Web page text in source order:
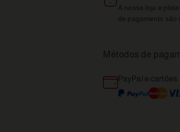
A nossa loja e
de pagamento são
Métodos de
PayPal e cartões